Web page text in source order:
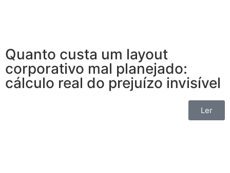
Quanto custa um layout
corporativo mal planejado:
cálculo real do prejuízo invisível
Ler